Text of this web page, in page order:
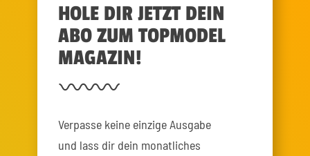
HOLE DIR JETZT DEIN
ABO ZUM TOPMODEL
MAGAZIN!
Verpasse keine einzige Ausgabe
und lass dir dein monatliches